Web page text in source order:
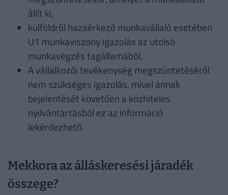
állít ki,
külföldről hazaérkező munkavállaló esetében
U1 munkaviszony igazolás az utolsó
munkavégzés tagállamából.
A vállalkozói tevékenység megszüntetéséről
nem szükséges igazolás, mivel annak
bejelentését követően a közhiteles
nyilvántartásból ez az információ
lekérdezhető.
Mekkora az álláskeresési járadék
összege?